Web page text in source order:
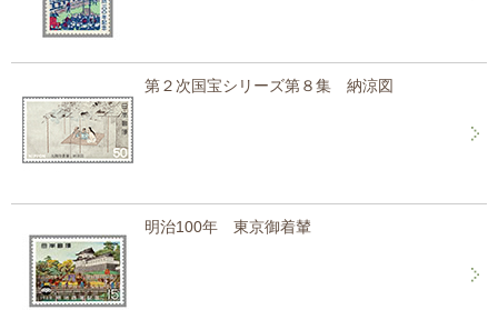
第２次国宝シリーズ第８集 納涼図
明治100年 東京御着輦